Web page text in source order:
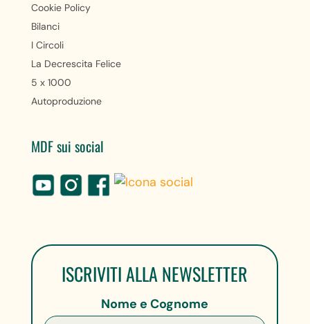
Cookie Policy
Bilanci
I Circoli
La Decrescita Felice
5 x 1000
Autoproduzione
MDF sui social
ISCRIVITI ALLA NEWSLETTER
Nome e Cognome